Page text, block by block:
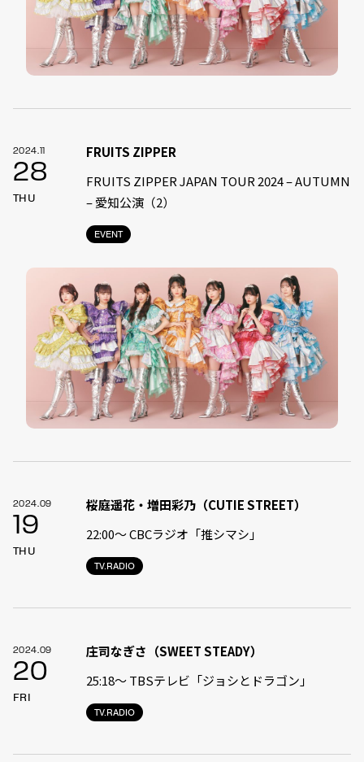
2024.11
28
THU
EVENT
FRUITS ZIPPER
FRUITS ZIPPER JAPAN TOUR 2024 – AUTUMN
– 愛知公演（2）
2024.09
19
THU
TV.RADIO
桜庭遥花・増田彩乃（CUTIE STREET）
22:00〜 CBCラジオ「推シマシ」
2024.09
20
FRI
TV.RADIO
庄司なぎさ（SWEET STEADY）
25:18〜 TBSテレビ「ジョシとドラゴン」